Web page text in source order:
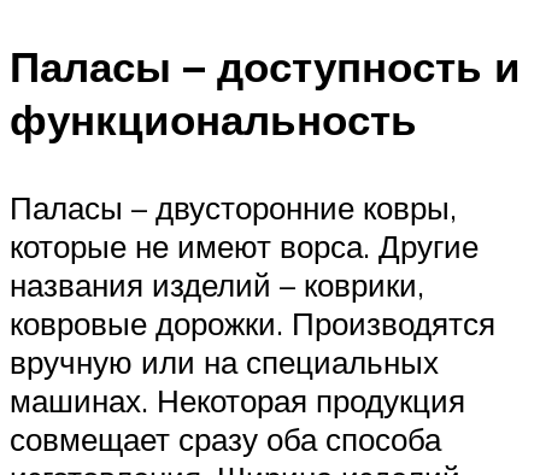
Паласы – доступность и
функциональность
Паласы – двусторонние ковры,
которые не имеют ворса. Другие
названия изделий – коврики,
ковровые дорожки. Производятся
вручную или на специальных
машинах. Некоторая продукция
совмещает сразу оба способа